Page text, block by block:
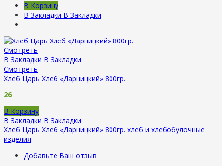
В Корзину
В Закладки В Закладки
Смотреть
В Закладки В Закладки
Смотреть
Хлеб Царь Хлеб «Дарницкий» 800гр.
26
В Корзину
В Закладки В Закладки
Хлеб Царь Хлеб «Дарницкий» 800гр. хлеб и хлебобулочные
изделия.
Добавьте Ваш отзыв